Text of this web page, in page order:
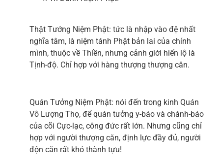
Thật Tướng Niệm Phật: tức là nhập vào đệ nhất
nghĩa tâm, là niệm tánh Phật bản lai của chính
mình, thuộc về Thiền, nhưng cảnh giới hiển lộ là
Tịnh-độ. Chỉ hợp với hàng thượng thượng căn.
Quán Tưởng Niệm Phật: nói đến trong kinh Quán
Vô Lượng Thọ, để quán tưởng y-báo và chánh-báo
của cõi Cực-lạc, công đức rất lớn. Nhưng cũng chỉ
hợp với người thượng căn, định lực đầy đủ, người
độn căn rất khó thành tựu!